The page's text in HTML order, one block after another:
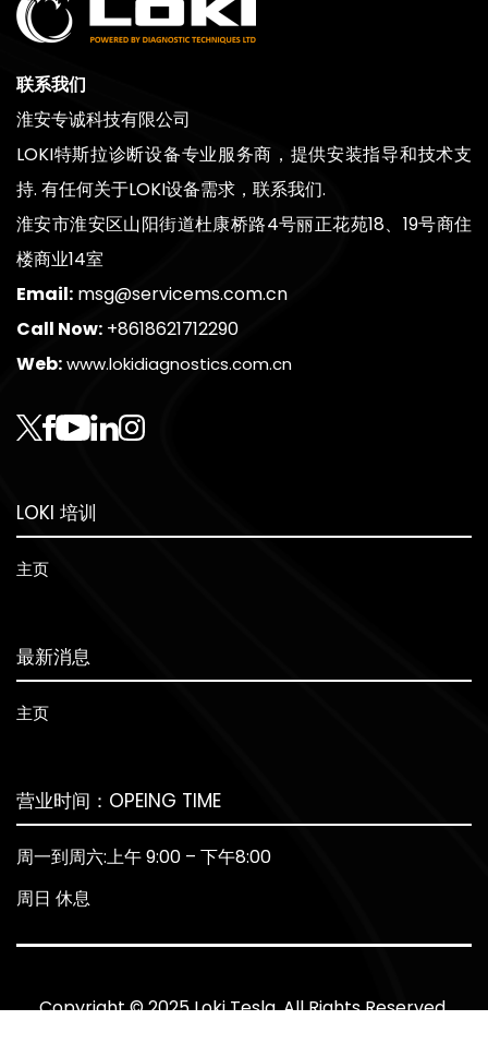
联系我们
淮安专诚科技有限公司
LOKI特斯拉诊断设备专业服务商，提供安装指导和技术支
持. 有任何关于LOKI设备需求，联系我们.
淮安市淮安区山阳街道杜康桥路4号丽正花苑18、19号商住
楼商业14室
Email: msg@servicems.com.cn
Call Now: +8618621712290
Web:www.lokidiagnostics.com.cn
LOKI 培训
主页
最新消息
主页
营业时间：OPEING TIME
周一到周六:上午 9:00 – 下午8:00
周日 休息
Copyright © 2025 Loki Tesla. All Rights Reserved.